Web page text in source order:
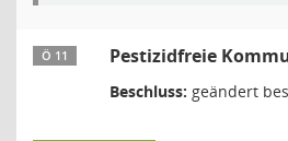
Ö 11 Pestizidfreie
Beschluss: geändert